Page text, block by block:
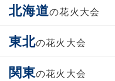
北海道の花火大会
東北の花火大会
関東の花火大会